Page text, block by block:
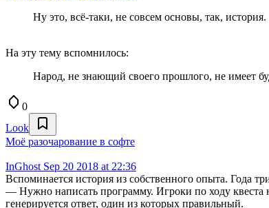
Ну это, всё-таки, не совсем основы, так, история.
На эту тему вспомнилось:
Народ, не знающий своего прошлого, не имеет
0
Look
Моё разочарование в софте
InGhost Sep 20 2018 at 22:36
Вспоминается история из собственного опыта. Года
— Нужно написать программу. Игроки по ходу квеста
генерируется ответ, один из которых правильный.